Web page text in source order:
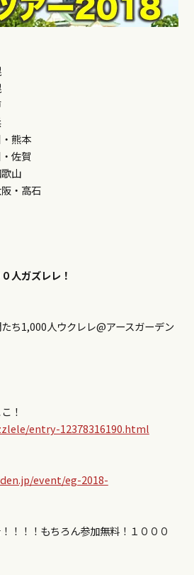
熊本
佐賀
山
・高石
人ガズレレ！
ち1,000人ウクレレ@アースガーデン
！
entry-12378316190.html
event/eg-2018-
！！！もちろん参加無料！１０００